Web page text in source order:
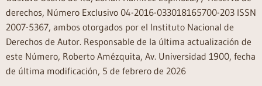
derechos, Número Exclusivo 04-2016-033018165700-203 ISSN
2007-5367, ambos otorgados por el Instituto Nacional de
Derechos de Autor. Responsable de la última actualización de
este Número, Roberto Amézquita, Av. Universidad 1900, fecha
de última modificación, 5 de febrero de 2026